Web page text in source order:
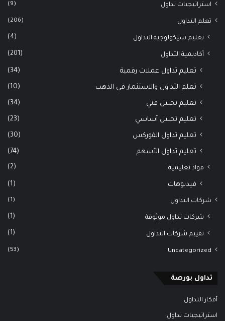
استراتيجيات تداول (9)
تعلم التداول (206)
تعليم سيكولوجية التداول (4)
أكاديمية التداول (201)
تعليم تداول عملات رقمية (34)
تعلم التداول والاستثمار في الذهب (10)
تعليم تحليل فني (34)
تعليم تحليل أساسي (23)
تعليم تداول الفوركس (30)
تعليم تداول الأسهم (74)
مواد تعليمية (2)
فيديوهات (1)
شركات التداول (1)
شركات تداول موثوقة (1)
تقييم شركات التداول (1)
Uncategorized
(53)
تداول بورصة
أفكار التداول
استراتيجيات تداول